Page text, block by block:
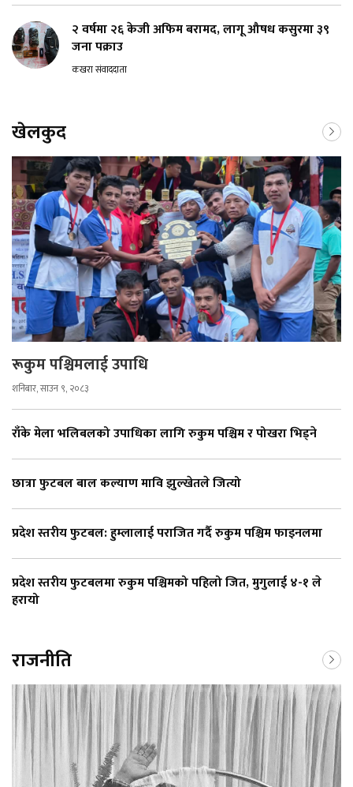
२ वर्षमा २६ केजी अफिम बरामद, लागू औषध कसुरमा ३९
जना पक्राउ
कखरा संवाददाता
खेलकुद
रूकुम पश्चिमलाई उपाधि
शनिबार, साउन ९, २०८३
राँके मेला भलिबलको उपाधिका लागि रुकुम पश्चिम र पोखरा भिड्ने
छात्रा फुटबल बाल कल्याण मावि झुल्खेतले जित्यो
प्रदेश स्तरीय फुटबल: हुम्लालाई पराजित गर्दै रुकुम पश्चिम फाइनलमा
प्रदेश स्तरीय फुटबलमा रुकुम पश्चिमको पहिलो जित, मुगुलाई ४-१ ले
हरायो
राजनीति